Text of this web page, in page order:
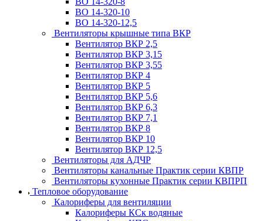
ВО 14-320-10
ВО 14-320-12,5
Вентиляторы крышные типа ВКР
Вентилятор ВКР 2,5
Вентилятор ВКР 3,15
Вентилятор ВКР 3,55
Вентилятор ВКР 4
Вентилятор ВКР 5
Вентилятор ВКР 5,6
Вентилятор ВКР 6,3
Вентилятор ВКР 7,1
Вентилятор ВКР 8
Вентилятор ВКР 10
Вентилятор ВКР 12,5
Вентиляторы для АДЧР
Вентиляторы канальные Практик серии КВПР
Вентиляторы кухонные Практик серии КВПРП
Тепловое оборудование
Калориферы для вентиляции
Калориферы КСк водяные